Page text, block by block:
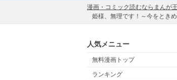
漫画・コミック読むならまんが
姫様、無理です！～今をとき
人気メニュー
無料漫画トップ
ランキング